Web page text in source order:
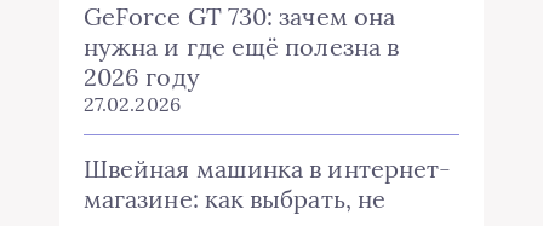
GeForce GT 730: зачем она
нужна и где ещё полезна в
2026 году
27.02.2026
Швейная машинка в интернет-
магазине: как выбрать, не